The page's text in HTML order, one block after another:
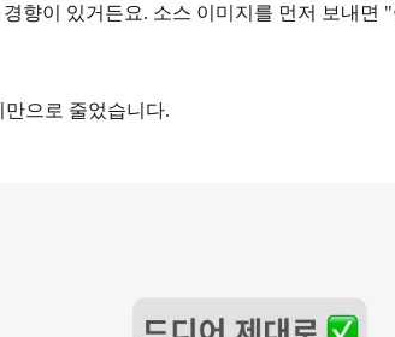
향이 있거든요. 소스 이미지를 먼저 보내면
만으로 줄었습니다.